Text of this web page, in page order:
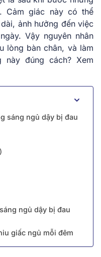
Cảm giác này có thể
ảnh hưởng đến việc
Vậy nguyên nhân
lòng bàn chân, và làm
đúng cách? Xem
sáng ngủ dậy bị đau
ngủ dậy bị đau
giấc ngủ mỗi đêm